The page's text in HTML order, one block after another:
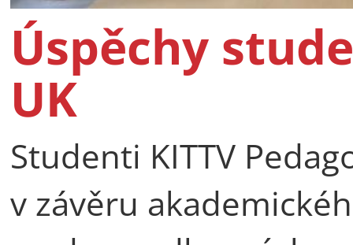
Úspěchy
UK
Studenti KITTV
v závěru